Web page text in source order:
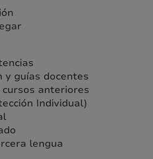
y guías docentes
anteriores
Individual)
lengua